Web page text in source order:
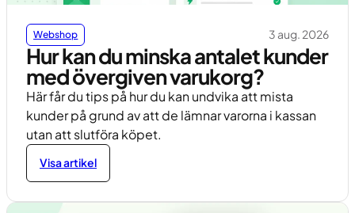
Webshop 3 aug. 2026
Hur kan du minska antalet kunder
med övergiven varukorg?
Här får du tips på hur du kan undvika att mista
kunder på grund av att de lämnar varorna i kassan
utan att slutföra köpet.
Visa artikel